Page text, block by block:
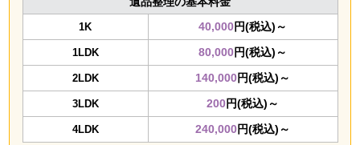
1K 40,000円(税込)～
1LDK 80,000円(税込)～
2LDK 140,000円(税込)～
3LDK 200円(税込)～
4LDK 240,000円(税込)～